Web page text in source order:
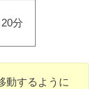
20分
動するように